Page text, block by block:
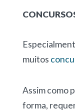
muitos
Assim como
forma,